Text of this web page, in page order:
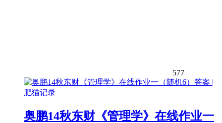
577
奥鹏14秋东财《管理学》在线作业一